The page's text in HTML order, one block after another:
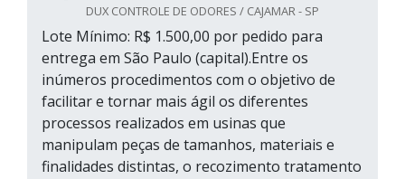
DUX CONTROLE DE ODORES / CAJAMAR - SP
Lote Mínimo: R$ 1.500,00 por pedido para
entrega em São Paulo (capital).Entre os
inúmeros procedimentos com o objetivo de
facilitar e tornar mais ágil os diferentes
processos realizados em usinas que
manipulam peças de tamanhos, materiais e
finalidades distintas, o recozimento tratamento